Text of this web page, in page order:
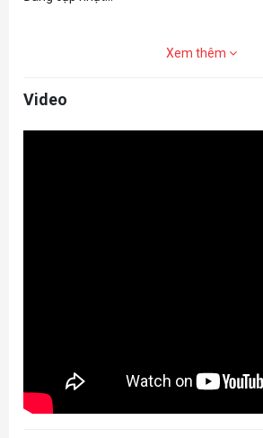
Xem thêm
Video